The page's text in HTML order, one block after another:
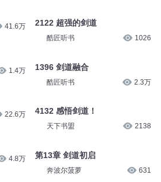
41.6万
1.4万
22.6万
4.8万
2122 超强的剑道
酷匠听书 1026
1396 剑道融合
酷匠听书 2.3万
4132 感悟剑道！
天下书盟 2138
第13章 剑道初启
奔波尔菠萝 631